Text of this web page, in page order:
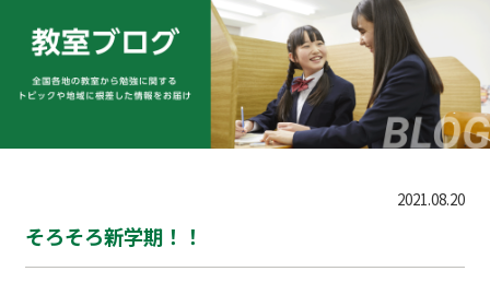
2021.08.20
そろそろ新学期！！